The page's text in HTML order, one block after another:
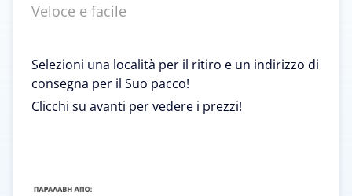
Veloce e facile
Selezioni una località per il ritiro e un indirizzo di
consegna per il Suo pacco!
Clicchi su avanti per vedere i prezzi!